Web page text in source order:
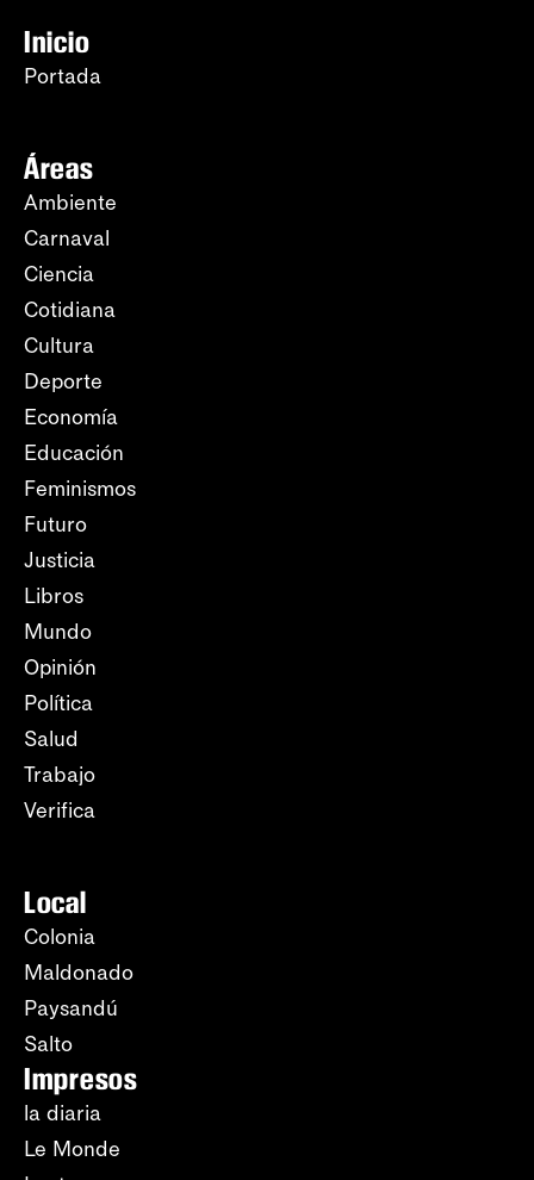
Inicio
Portada
Áreas
Ambiente
Carnaval
Ciencia
Cotidiana
Cultura
Deporte
Economía
Educación
Feminismos
Futuro
Justicia
Libros
Mundo
Opinión
Política
Salud
Trabajo
Verifica
Local
Colonia
Maldonado
Paysandú
Salto
Impresos
la diaria
Le Monde